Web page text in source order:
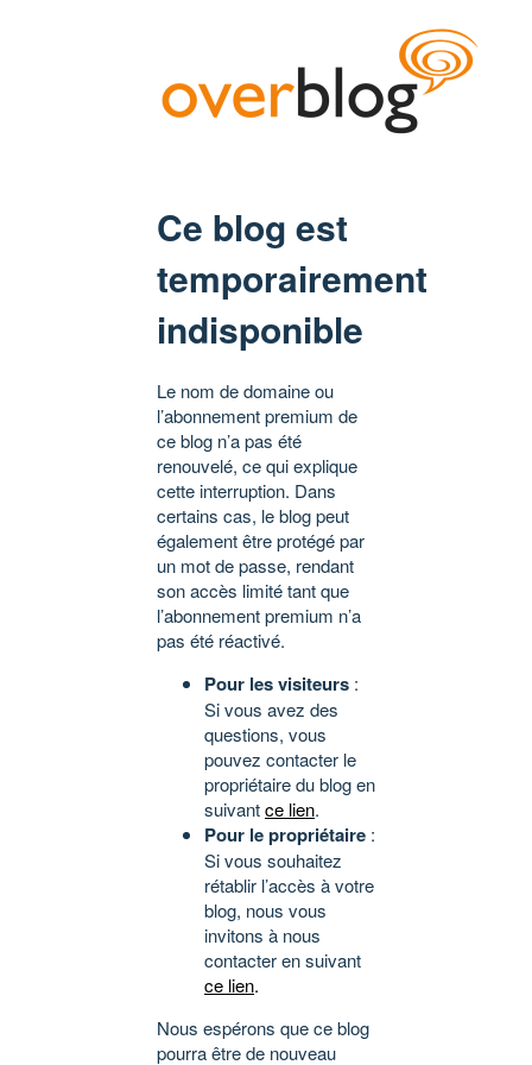
Ce blog est
temporairement
indisponible
Le nom de domaine ou
l’abonnement premium de
ce blog n’a pas été
renouvelé, ce qui explique
cette interruption. Dans
certains cas, le blog peut
également être protégé par
un mot de passe, rendant
son accès limité tant que
l’abonnement premium n’a
pas été réactivé.
Pour les visiteurs :
Si vous avez des
questions, vous
pouvez contacter le
propriétaire du blog en
suivantce lien.
Pour le propriétaire :
Si vous souhaitez
rétablir l’accès à votre
blog, nous vous
invitons à nous
contacter en suivant
ce lien.
Nous espérons que ce blog
pourra être de nouveau